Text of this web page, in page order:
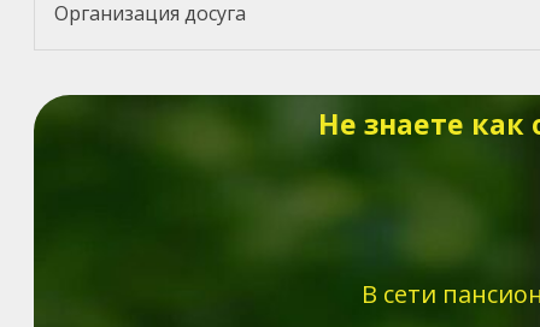
Организация досуга
Не знаете
В сети